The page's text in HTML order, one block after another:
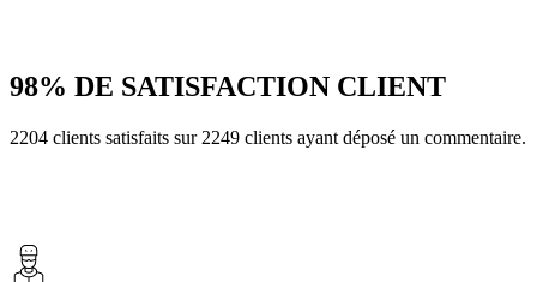
98% DE SATISFACTION CLIENT
2204 clients satisfaits sur 2249 clients ayant déposé un commentaire.